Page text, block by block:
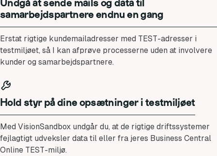
Undgå at sende mails og data til
samarbejdspartnere endnu en gang
Erstat rigtige kundemailadresser med TEST-adresser i
testmiljøet, så I kan afprøve processerne uden at involvere
kunder og samarbejdspartnere.
Hold styr på dine opsætninger i testmiljøet
Med VisionSandbox undgår du, at de rigtige driftssystemer
fejlagtigt udveksler data til eller fra jeres Business Central
Online TEST-miljø.